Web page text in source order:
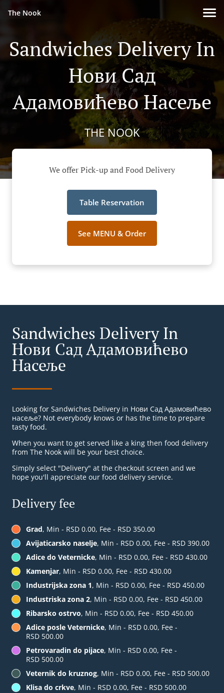
The Nook
Sandwiches Delivery In
Нови Сад
Адамовићево Насеље
THE NOOK
We offer Pick-up and Food Delivery
Table Reservation
See MENU & Order
Sandwiches Delivery In
Нови Сад Адамовићево
Насеље
Looking for Sandwiches Delivery in Нови Сад Адамовићево
насеље? Not everybody knows or has the time to prepare
tasty food.
When you want to get served like a king then food delivery
from The Nook will be your best choice.
Simply select "Delivery" at the checkout screen and we
hope you'll appreciate our food delivery service.
Delivery fee
Grad, Min - RSD 0.00, Fee - RSD 350.00
Avijaticarsko naselje, Min - RSD 0.00, Fee - RSD 390.00
Adice do Veternicke, Min - RSD 0.00, Fee - RSD 430.00
Kamenjar, Min - RSD 0.00, Fee - RSD 430.00
Industrijska zona 1, Min - RSD 0.00, Fee - RSD 450.00
Industriska zona 2, Min - RSD 0.00, Fee - RSD 450.00
Ribarsko ostrvo, Min - RSD 0.00, Fee - RSD 450.00
Adice posle Veternicke, Min - RSD 0.00, Fee -
RSD 500.00
Petrovaradin do pijace, Min - RSD 0.00, Fee -
RSD 500.00
Veternik do kruznog, Min - RSD 0.00, Fee - RSD 500.00
Klisa do crkve, Min - RSD 0.00, Fee - RSD 500.00